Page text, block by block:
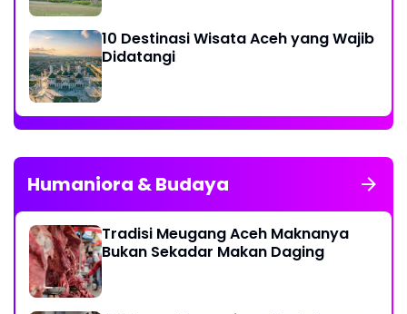
10 Destinasi Wisata Aceh yang Wajib
Didatangi
Humaniora & Budaya
Tradisi Meugang Aceh Maknanya
Bukan Sekadar Makan Daging